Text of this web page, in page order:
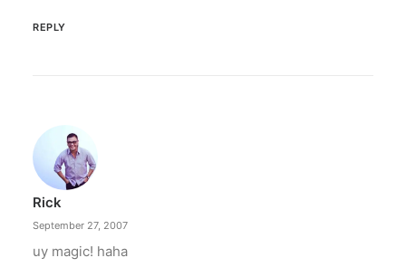
REPLY
Rick
September 27, 2007
uy magic! haha